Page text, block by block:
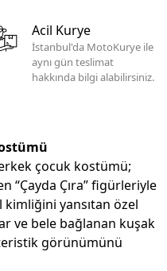
Acil Kurye
İstanbul'da MotoKurye ile
aynı gün teslimat
hakkında bilgi alabilirsiniz.
çocuk kostümü;
“Çayda Çıra” figürleriyle
yansıtan özel
ve bele bağlanan kuşak
görünümünü